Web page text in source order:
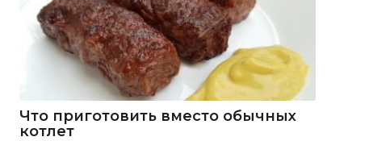
Что приготовить вместо обычных
котлет